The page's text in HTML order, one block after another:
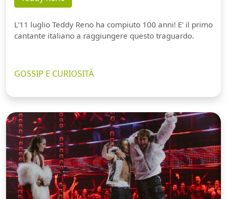
L'11 luglio Teddy Reno ha compiuto 100 anni! E' il primo
cantante italiano a raggiungere questo traguardo.
GOSSIP E CURIOSITÀ